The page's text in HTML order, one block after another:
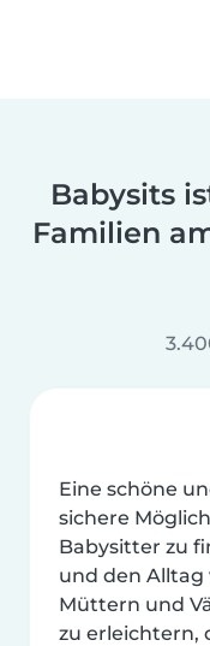
Babysits
Familien
Eine schöne
sichere
Babysitter zu
und den Alltag
Müttern und
zu erleichtern,